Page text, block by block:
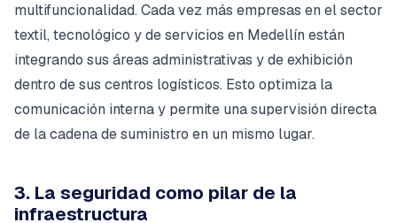
multifuncionalidad. Cada vez más empresas en el sector
textil, tecnológico y de servicios en Medellín están
integrando sus áreas administrativas y de exhibición
dentro de sus centros logísticos. Esto optimiza la
comunicación interna y permite una supervisión directa
de la cadena de suministro en un mismo lugar.
3. La seguridad como pilar de la
infraestructura